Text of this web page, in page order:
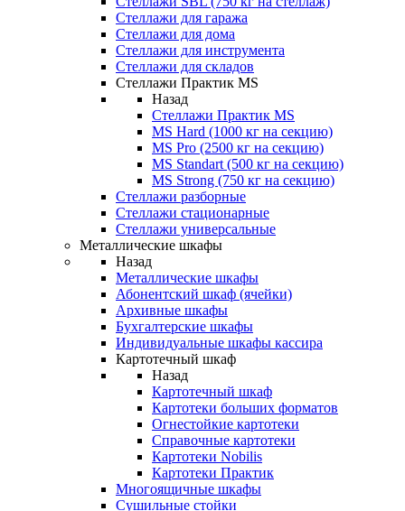
Стеллажи для гаража
Стеллажи для дома
Стеллажи для инструмента
Стеллажи для складов
Стеллажи Практик MS
Назад
Стеллажи Практик MS
MS Hard (1000 кг на секцию)
MS Pro (2500 кг на секцию)
MS Standart (500 кг на секцию)
MS Strong (750 кг на секцию)
Стеллажи разборные
Стеллажи стационарные
Стеллажи универсальные
Металлические шкафы
Назад
Металлические шкафы
Абонентский шкаф (ячейки)
Архивные шкафы
Бухгалтерские шкафы
Индивидуальные шкафы кассира
Картотечный шкаф
Назад
Картотечный шкаф
Картотеки больших форматов
Огнестойкие картотеки
Справочные картотеки
Картотеки Nobilis
Картотеки Практик
Многоящичные шкафы
Сушильные стойки